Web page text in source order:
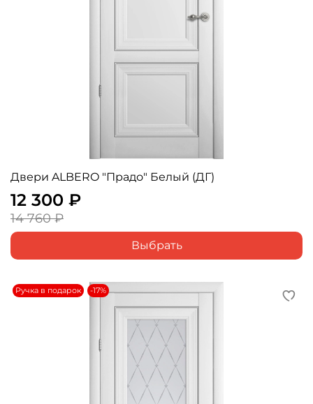
Двери ALBERO "Прадо" Белый (ДГ)
12 300 ₽
14 760 ₽
Выбрать
Ручка в подарок -17%